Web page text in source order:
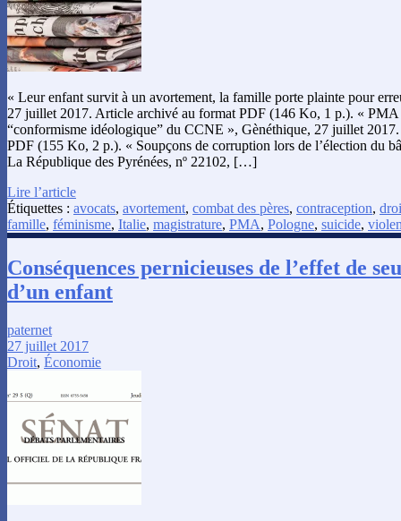
« Leur enfant survit à un avortement, la famille porte plainte pour
27 juillet 2017. Article archivé au format PDF (146 Ko, 1 p.). « PMA
“conformisme idéologique” du CCNE », Gènéthique, 27 juillet
PDF (155 Ko, 2 p.). « Soupçons de corruption lors de l’élection du
La République des Pyrénées, nº 22102, […]
Lire l’article
Étiquettes : avocats, avortement, combat des pères, contraception,
famille, féminisme, Italie, magistrature, PMA, Pologne, suicide,
Conséquences pernicieuses de l’effet de
d’un enfant
paternet
27 juillet 2017
Droit, Économie